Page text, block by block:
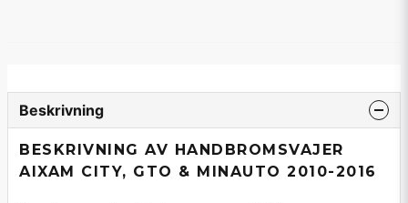
Beskrivning
BESKRIVNING AV HANDBROMSVAJER
AIXAM CITY, GTO & MINAUTO 2010-2016